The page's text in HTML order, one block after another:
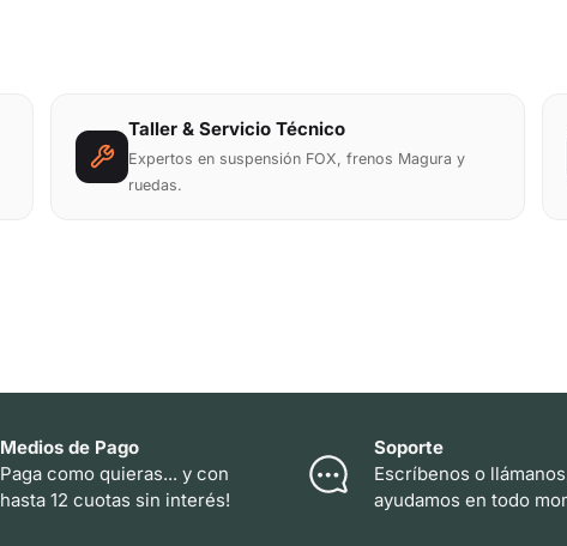
Taller & Servicio Técnico
Expertos en suspensión FOX, frenos Magura y
ruedas.
Medios de Pago
Paga como quieras... y con
hasta 12 cuotas sin interés!
Soporte
Escríbenos o
ayudamos en todo